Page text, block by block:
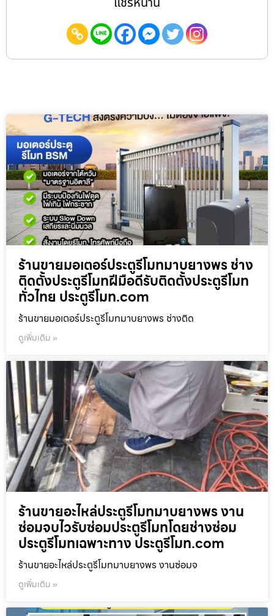
ร้านขายมอเตอร์ประตูรีโมทมาบยางพร ช่าง
ติดตั้งประตูรีโมทฝีมือดีรับติดตั้งประตูรีโมท
ทั่วไทย ประตูรีโมท.com
ร้านขายมอเตอร์ประตูรีโมทมาบยางพร ช่างติด
ดูเพิ่มเติม »
ร้านขายอะไหล่ประตูรีโมทมาบยางพร งาน
ซ่อมจบไวรับซ่อมประตูรีโมทโดยช่างซ่อม
ประตูรีโมทเฉพาะทาง ประตูรีโมท.com
ร้านขายอะไหล่ประตูรีโมทมาบยางพร งานซ่อมจ
ดูเพิ่มเติม »